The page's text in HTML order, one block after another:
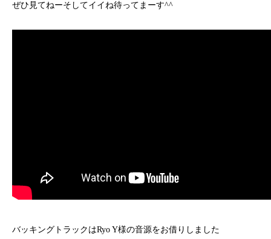
ぜひ見てねーそしてイイね待ってまーす^^
バッキングトラックはRyo Y様の音源をお借りしました